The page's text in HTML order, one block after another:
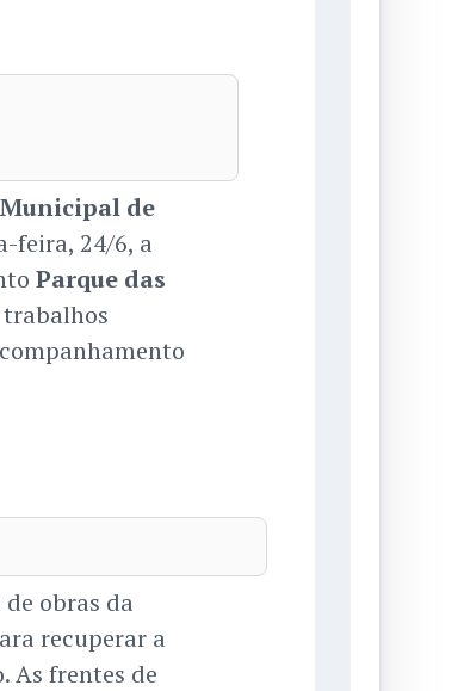
de
feira, 24/6, a
Parque das
trabalhos
obras da
recuperar a
As frentes de